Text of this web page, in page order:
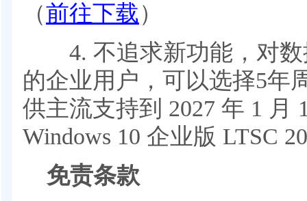
（前往下载）
4. 不追求新功能，对数
的企业用户，可以选择5年
供主流支持到 2027 年 1 月
Windows 10 企业版 LTSC
免责条款